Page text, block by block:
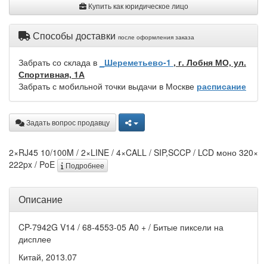
Купить как юридическое лицо
Способы доставки после оформления заказа
Забрать со склада в _Шереметьево-1 , г. Лобня МО, ул.
Спортивная, 1А
Забрать с мобильной точки выдачи в Москве расписание
Задать вопрос продавцу
2×RJ45 10/100M / 2×LINE / 4×CALL / SIP,SCCP / LCD моно 320×
222px / PoE
Подробнее
Описание
CP-7942G V14 / 68-4553-05 A0 + / Битые пиксели на
дисплее
Китай, 2013.07